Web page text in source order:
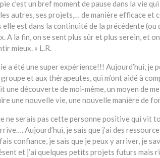
c’est un bref moment de pause dans la vie
autres, ses projets,… de manière efficace
est dans la continuité de la précédente (ou
A la fin, on se sent plus sûr et plus serein, et
mieux. » L.R.
a été une super expérience!!! Aujourd’hui,
et aux thérapeutes, qui m’ont aidé à
une découverte de moi-même, un moyen de
une nouvelle vie, une nouvelle manière de
ne serais pas cette personne positive qui vit
Aujourd’hui, je sais que j’ai des
confiance, je sais que je peux y arriver, je
et j’ai quelques petits projets futurs